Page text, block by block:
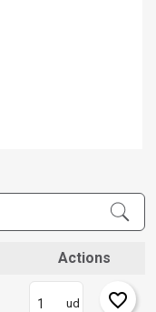
Actions
ud favorite_border